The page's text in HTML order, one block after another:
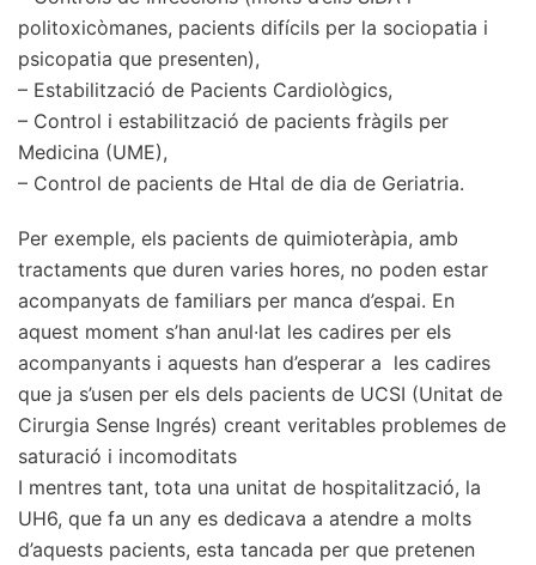
politoxicòmanes, pacients difícils per la sociopatia i
psicopatia que presenten),
– Estabilització de Pacients Cardiològics,
– Control i estabilització de pacients fràgils per
Medicina (UME),
– Control de pacients de Htal de dia de Geriatria.
Per exemple, els pacients de quimioteràpia, amb
tractaments que duren varies hores, no poden estar
acompanyats de familiars per manca d’espai. En
aquest moment s’han anul·lat les cadires per els
acompanyants i aquests han d’esperar a les cadires
que ja s’usen per els dels pacients de UCSI (Unitat de
Cirurgia Sense Ingrés) creant veritables problemes de
saturació i incomoditats
I mentres tant, tota una unitat de hospitalització, la
UH6, que fa un any es dedicava a atendre a molts
d’aquests pacients, esta tancada per que pretenen